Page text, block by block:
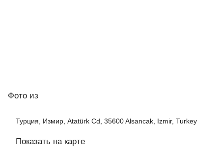
Фото из
Турция, Измир, Atatürk Cd, 35600 Alsancak, Izmir, Turkey
Показать на карте